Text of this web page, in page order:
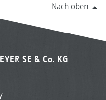
Nach oben
SE & Co. KG